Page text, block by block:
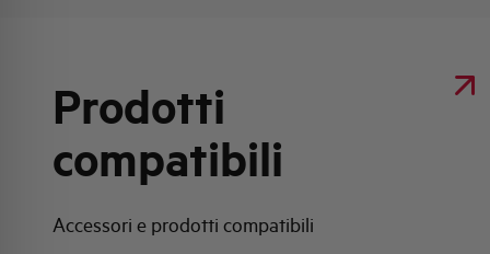
Prodotti
compatibili
Accessori e prodotti compatibili